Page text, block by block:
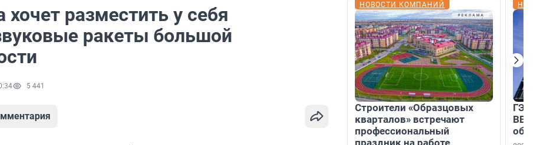
хочет разместить у себя
ракеты большой
5 441
НОВОСТИ КОМПАНИЙ
Строители «Образцовых
кварталов» встречают
профессиональный
праздник на работе
ГЭС,
ВВП: в
об